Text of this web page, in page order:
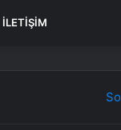
İLETIŞIM